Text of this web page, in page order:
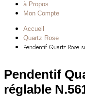
à Propos
Mon Compte
Accueil
Quartz Rose
Pendentif Quartz Rose
Pendentif
réglable